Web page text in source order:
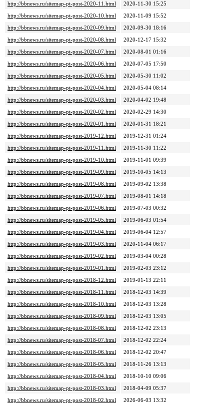
http://bbnews.ru/sitemap-pt-post-2020-11.html
2020-11-30 15:25
http://bbnews.ru/sitemap-pt-post-2020-10.html
2020-11-09 15:52
http://bbnews.ru/sitemap-pt-post-2020-09.html
2020-09-30 18:16
http://bbnews.ru/sitemap-pt-post-2020-08.html
2020-12-17 15:32
http://bbnews.ru/sitemap-pt-post-2020-07.html
2020-08-01 01:16
http://bbnews.ru/sitemap-pt-post-2020-06.html
2020-07-05 17:50
http://bbnews.ru/sitemap-pt-post-2020-05.html
2020-05-30 11:02
http://bbnews.ru/sitemap-pt-post-2020-04.html
2020-05-04 08:14
http://bbnews.ru/sitemap-pt-post-2020-03.html
2020-04-02 19:48
http://bbnews.ru/sitemap-pt-post-2020-02.html
2020-02-29 14:30
http://bbnews.ru/sitemap-pt-post-2020-01.html
2020-01-31 18:21
http://bbnews.ru/sitemap-pt-post-2019-12.html
2019-12-31 01:24
http://bbnews.ru/sitemap-pt-post-2019-11.html
2019-11-30 11:22
http://bbnews.ru/sitemap-pt-post-2019-10.html
2019-11-01 09:39
http://bbnews.ru/sitemap-pt-post-2019-09.html
2019-10-05 14:13
http://bbnews.ru/sitemap-pt-post-2019-08.html
2019-09-02 13:38
http://bbnews.ru/sitemap-pt-post-2019-07.html
2019-08-01 14:18
http://bbnews.ru/sitemap-pt-post-2019-06.html
2019-07-03 00:32
http://bbnews.ru/sitemap-pt-post-2019-05.html
2019-06-03 01:54
http://bbnews.ru/sitemap-pt-post-2019-04.html
2019-06-04 12:57
http://bbnews.ru/sitemap-pt-post-2019-03.html
2020-11-04 06:17
http://bbnews.ru/sitemap-pt-post-2019-02.html
2019-03-04 00:28
http://bbnews.ru/sitemap-pt-post-2019-01.html
2019-02-03 23:12
http://bbnews.ru/sitemap-pt-post-2018-12.html
2019-01-13 22:11
http://bbnews.ru/sitemap-pt-post-2018-11.html
2018-12-03 14:39
http://bbnews.ru/sitemap-pt-post-2018-10.html
2018-12-03 13:28
http://bbnews.ru/sitemap-pt-post-2018-09.html
2018-12-03 13:05
http://bbnews.ru/sitemap-pt-post-2018-08.html
2018-12-02 23:13
http://bbnews.ru/sitemap-pt-post-2018-07.html
2018-12-02 22:24
http://bbnews.ru/sitemap-pt-post-2018-06.html
2018-12-02 20:47
http://bbnews.ru/sitemap-pt-post-2018-05.html
2018-11-26 13:13
http://bbnews.ru/sitemap-pt-post-2018-04.html
2018-10-10 09:06
http://bbnews.ru/sitemap-pt-post-2018-03.html
2018-04-09 05:37
http://bbnews.ru/sitemap-pt-post-2018-02.html
2026-06-03 13:32